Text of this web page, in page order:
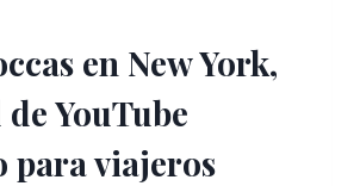
en New York,
YouTube
para viajeros